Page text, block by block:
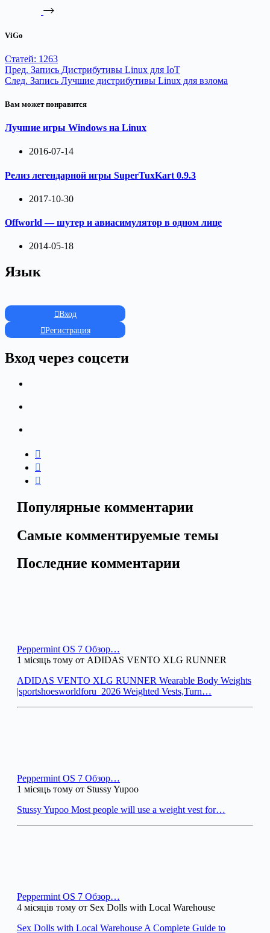
ViGo
Статей: 1263
Пред. Запись Дистрибутивы Linux для IoT
След. Запись Лучшие дистрибутивы Linux для взлома
Вам может понравится
Лучшие игры Windows на Linux
2016-07-14
Релиз легендарной игры SuperTuxKart 0.9.3
2017-10-30
Offworld — шутер и авиасимулятор в одном лице
2014-05-18
Язык
Вход
Регистрация
Вход через соцсети
Популярные комментарии
Самые комментируемые темы
Последние комментарии
Peppermint OS 7 Обзор…
1 місяць тому от ADIDAS VENTO XLG RUNNER
ADIDAS VENTO XLG RUNNER Wearable Body Weights
|sportshoesworldforu_2026 Weighted Vests,Turn…
Peppermint OS 7 Обзор…
1 місяць тому от Stussy Yupoo
Stussy Yupoo Most people will use a weight vest for…
Peppermint OS 7 Обзор…
4 місяців тому от Sex Dolls with Local Warehouse
Sex Dolls with Local Warehouse A Complete Guide to